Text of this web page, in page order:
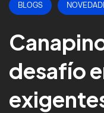
BLOGS
desafío